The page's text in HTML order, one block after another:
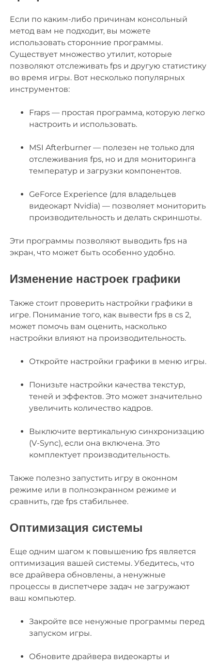
Если по каким-либо причинам консольный
метод вам не подходит, вы можете
использовать сторонние программы.
Существует множество утилит, которые
позволяют отслеживать fps и другую статистику
во время игры. Вот несколько популярных
инструментов:
Fraps — простая программа, которую легко
настроить и использовать.
MSI Afterburner — полезен не только для
отслеживания fps, но и для мониторинга
температур и загрузки компонентов.
GeForce Experience (для владельцев
видеокарт Nvidia) — позволяет мониторить
производительность и делать скриншоты.
Эти программы позволяют выводить fps на
экран, что может быть особенно удобно.
Изменение настроек графики
Также стоит проверить настройки графики в
игре. Понимание того, как вывести fps в cs 2,
может помочь вам оценить, насколько
настройки влияют на производительность.
Откройте настройки графики в меню игры.
Понизьте настройки качества текстур,
теней и эффектов. Это может значительно
увеличить количество кадров.
Выключите вертикальную синхронизацию
(V-Sync), если она включена. Это
комплектует производительность.
Также полезно запустить игру в оконном
режиме или в полноэкранном режиме и
сравнить, где fps стабильнее.
Оптимизация системы
Еще одним шагом к повышению fps является
оптимизация вашей системы. Убедитесь, что
все драйвера обновлены, а ненужные
процессы в диспетчере задач не загружают
ваш компьютер.
Закройте все ненужные программы перед
запуском игры.
Обновите драйвера видеокарты и